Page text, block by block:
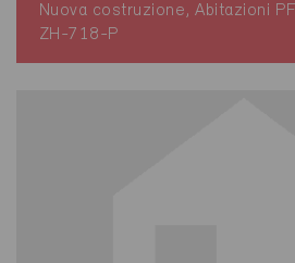
Nuova costruzione, Abitazioni PF
ZH-718-P